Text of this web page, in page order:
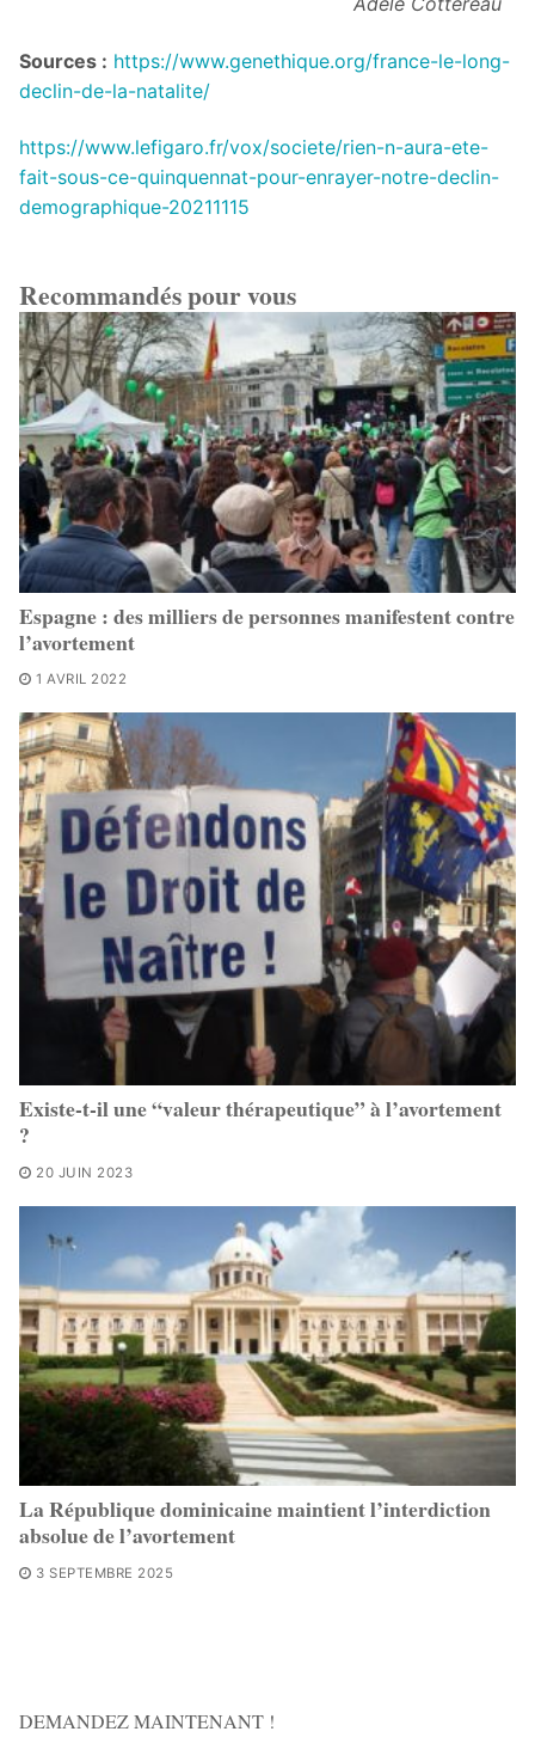
Sources : https://www.genethique.org/france-le-long-
declin-de-la-natalite/
https://www.lefigaro.fr/vox/societe/rien-n-aura-ete-
fait-sous-ce-quinquennat-pour-enrayer-notre-declin-
demographique-20211115
Recommandés pour vous
Espagne : des milliers de personnes manifestent contre
l’avortement
1 AVRIL 2022
Existe-t-il une “valeur thérapeutique” à l’avortement
?
20 JUIN 2023
La République dominicaine maintient l’interdiction
absolue de l’avortement
3 SEPTEMBRE 2025
DEMANDEZ MAINTENANT !